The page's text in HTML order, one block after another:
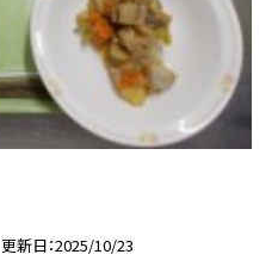
更新日 2025/10/23